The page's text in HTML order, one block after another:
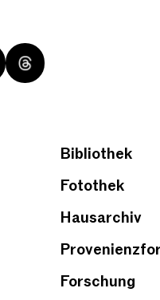
Bibliothek
Fotothek
Hausarchiv
Forschung